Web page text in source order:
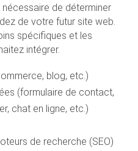
de déterminer
de votre futur site web.
spécifiques et les
intégrer.
blog, etc.)
(formulaire de contact,
chat en ligne, etc.)
de recherche (SEO)